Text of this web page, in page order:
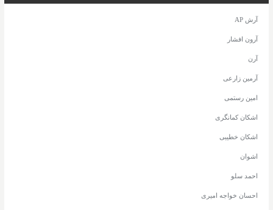
آرش AP
آرون افشار
آرن
آرمین زارعی
امین رستمی
اشکان کمانگری
اشکان خطیبی
اشوان
احمد سلو
احسان خواجه امیری